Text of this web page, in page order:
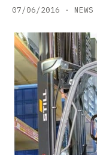
Noleggio
Assistenza
Contatti
AZIENDA
07/06/2016 · NEWS